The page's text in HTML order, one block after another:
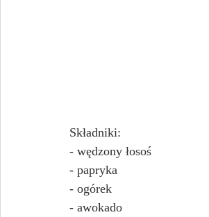
Składniki:
- wędzony łosoś
- papryka
- ogórek
- awokado